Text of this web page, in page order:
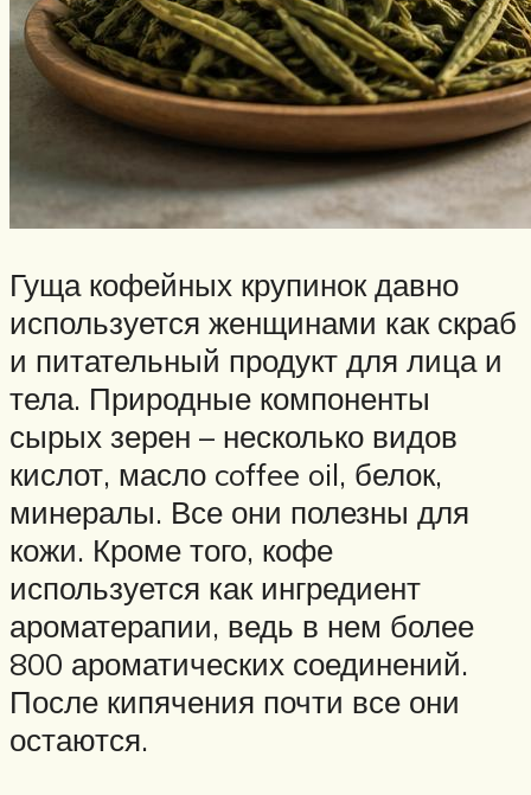
Гуща кофейных крупинок давно
используется женщинами как скраб
и питательный продукт для лица и
тела. Природные компоненты
сырых зерен – несколько видов
кислот, масло coffee oil, белок,
минералы. Все они полезны для
кожи. Кроме того, кофе
используется как ингредиент
ароматерапии, ведь в нем более
800 ароматических соединений.
После кипячения почти все они
остаются.